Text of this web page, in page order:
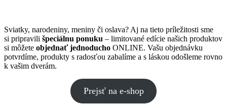
Sviatky, narodeniny, meniny či oslava? Aj na tieto príležitosti sme
si pripravili špeciálnu ponuku – limitované edície našich produktov
si môžete objednať jednoducho ONLINE. Vašu objednávku
potvrdíme, produkty s radosťou zabalíme a s láskou odošleme rovno
k vašim dverám.
Prejsť na e-shop